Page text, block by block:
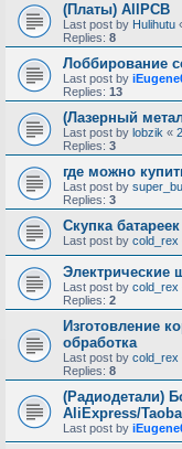
(Платы) AllPCB
Last post by Hulihutu
Replies: 8
Лоббирование
Last post by
Replies: 13
(Лазерный
Last post by lobzik «
Replies: 3
где можно
Last post by
Replies: 3
Скупка батареек
Last post by cold_rex
Электрические
Last post by cold_rex
Replies: 2
Изготовление
обработка
Last post by cold_rex
Replies: 8
(Радиодетали)
AliExpress/
Last post by